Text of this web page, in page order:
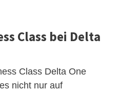
Class bei Delta
Class Delta One
nicht nur auf